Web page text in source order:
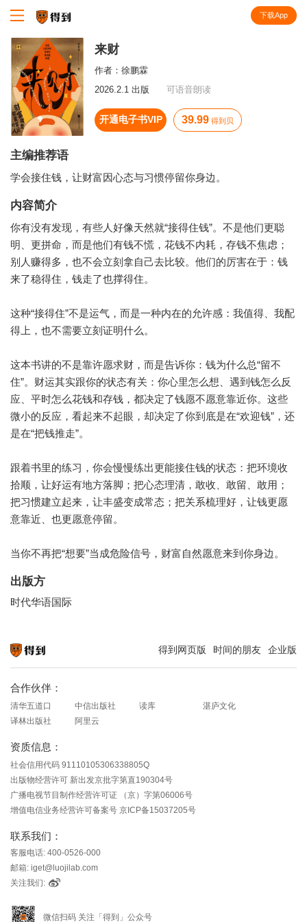
下载App
来财
作者： 徐鹏霖
2026.2.1 出版
可语音朗读
开通电子书VIP 39.99 得到贝
主编推荐语
学会接住钱，让财富因心态与习惯停留你身边。
内容简介
你有没有发现，有些人好像天然就“接得住钱”。不是他们更聪
明、更拼命，而是他们有钱不慌，花钱不内耗，存钱不焦虑；
别人赚得多，也不会立刻拿自己去比较。他们的厉害在于：钱
来了稳得住，钱走了也撑得住。
这种“接得住”不是运气，而是一种内在的允许感：我值得、我配
得上，也不需要立刻证明什么。
这本书讲的不是靠许愿求财，而是告诉你：钱为什么总“留不
住”。财运其实跟你的状态有关：你心里怎么想、遇到钱怎么反
应、平时怎么花钱和存钱，都决定了钱愿不愿意靠近你。这些
微小的反应，看起来不起眼，却决定了你到底是在“欢迎钱”，还
是在“把钱推走”。
跟着书里的练习，你会慢慢练出更能接住钱的状态：把环境收
拾顺，让好运有地方落脚；把心态理清，敢收、敢留、敢用；
把习惯建立起来，让丰盛变成常态；把关系梳理好，让钱更愿
意靠近、也更愿意停留。
当你不再把“想要”当成危险信号，财富自然愿意来到你身边。
出版方
时代华语国际
得到网页版 时间的朋友 企业版
合作伙伴：
清华五道口 中信出版社 读库
湛庐文化
译林出版社
阿里云
资质信息：
社会信用代码 91110105306338805Q
出版物经营许可 新出发京批字第直190304号
广播电视节目制作经营许可证 （京）字第06006号
增值电信业务经营许可备案号 京ICP备15037205号
联系我们：
客服电话: 400-0526-000
邮箱: iget@luojilab.com
关注我们:
微信扫码 关注「得到」公众号